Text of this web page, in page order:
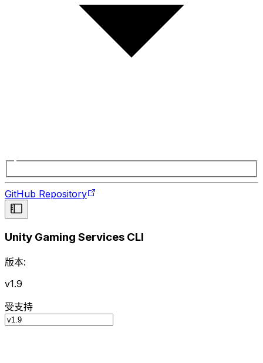
GitHub Repository
Unity Gaming Services CLI
版本:
v1.9
受支持